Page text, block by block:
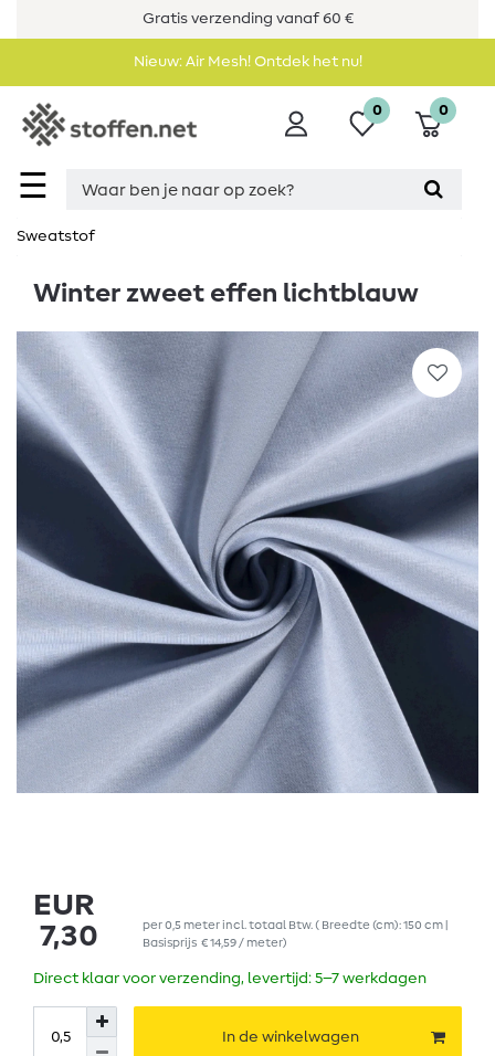
Gratis verzending vanaf 60 €
Nieuw: Air Mesh! Ontdek het nu!
☰
0 0
Sweatstof
Winter zweet effen lichtblauw
EUR
7,30
per0,5 meter incl. totaal Btw. ( Breedte (cm): 150 cm |
Basisprijs€ 14,59 / meter)
Direct klaar voor verzending, levertijd: 5–7 werkdagen
In de winkelwagen